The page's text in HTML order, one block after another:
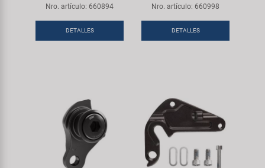
Nro. artículo: 660894
DETALLES
Nro. artículo: 660998
DETALLES